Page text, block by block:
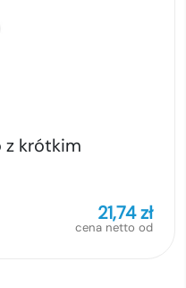
krótkim
21,74zł
cena netto od